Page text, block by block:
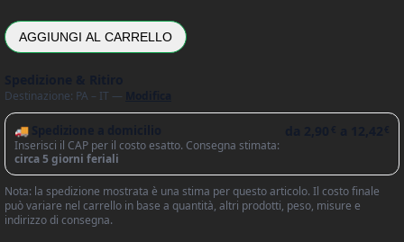
AGGIUNGI AL CARRELLO
Destinazione: PA – IT —
🚚 Spedizione a domicilio
Inserisci il CAP per il costo esatto. Consegna stimata:
circa 5 giorni feriali
Nota: la spedizione mostrata è una stima per questo articolo. Il costo finale
può variare nel carrello in base a quantità, altri prodotti, peso, misure e
indirizzo di consegna.